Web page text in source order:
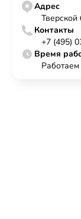
Адрес
Контакты
+7 (495)
Время